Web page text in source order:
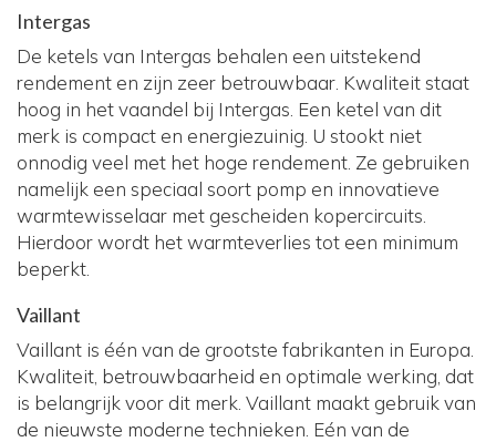
Intergas
De ketels van Intergas behalen een uitstekend
rendement en zijn zeer betrouwbaar. Kwaliteit staat
hoog in het vaandel bij Intergas. Een ketel van dit
merk is compact en energiezuinig. U stookt niet
onnodig veel met het hoge rendement. Ze gebruiken
namelijk een speciaal soort pomp en innovatieve
warmtewisselaar met gescheiden kopercircuits.
Hierdoor wordt het warmteverlies tot een minimum
beperkt.
Vaillant
Vaillant is één van de grootste fabrikanten in Europa.
Kwaliteit, betrouwbaarheid en optimale werking, dat
is belangrijk voor dit merk. Vaillant maakt gebruik van
de nieuwste moderne technieken. Eén van de